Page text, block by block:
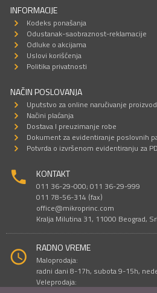
INFORMACIJE
Kodeks ponašanja
Odustanak-saobraznost-reklamacije
Odluke o akcijama
Uslovi korišćenja
Politika privatnosti
NAČIN POSLOVANJA
Uputstvo za online naručivanje
Načini plaćanja
Dostava I preuzimanje robe
Dokument za evidentiranje poslovnih
Potvrda o izvršenom evidentiranju za
KONTAKT
011 36-29-000; 011 36-29-999
011 78-56-314 (fax)
office@mikroprinc.com
Kralja Milutina 31, 11000 Beograd,
RADNO VREME
Maloprodaja:
radni dani 8-17h, subota 9-15h,
Veleprodaja: